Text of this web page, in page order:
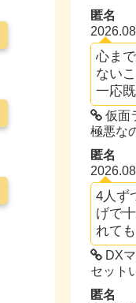
匿名
心ま
ない
一応
仮面
極悪な
匿名
4人ず
げで
れて
DX
セット
匿名